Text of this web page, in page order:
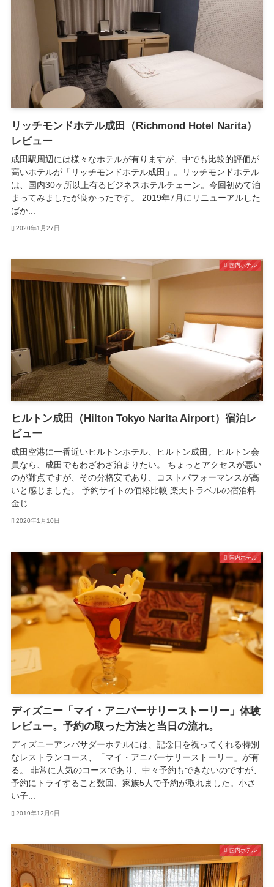
リッチモンドホテル成田（Richmond Hotel Narita）
レビュー
成田駅周辺には様々なホテルが有りますが、中でも比較的評価が
高いホテルが「リッチモンドホテル成田」。リッチモンドホテル
は、国内30ヶ所以上有るビジネスホテルチェーン。今回初めて泊
まってみましたが良かったです。 2019年7月にリニューアルした
ばか...
2020年1月27日
国内ホテル
ヒルトン成田（Hilton Tokyo Narita Airport）宿泊レ
ビュー
成田空港に一番近いヒルトンホテル、ヒルトン成田。ヒルトン会
員なら、成田でもわざわざ泊まりたい。 ちょっとアクセスが悪い
のが難点ですが、その分格安であり、コストパフォーマンスが高
いと感じました。 予約サイトの価格比較 楽天トラベルの宿泊料
金じ...
2020年1月10日
国内ホテル
ディズニー「マイ・アニバーサリーストーリー」体験
レビュー。予約の取った方法と当日の流れ。
ディズニーアンバサダーホテルには、記念日を祝ってくれる特別
なレストランコース、「マイ・アニバーサリーストーリー」が有
る。 非常に人気のコースであり、中々予約もできないのですが、
予約にトライすること数回、家族5人で予約が取れました。小さ
い子...
2019年12月9日
国内ホテル